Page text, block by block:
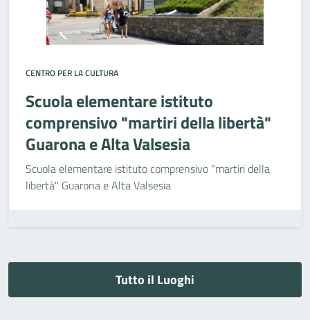
CENTRO PER LA CULTURA
Scuola elementare istituto
comprensivo "martiri della libertà"
Guarona e Alta Valsesia
Scuola elementare istituto comprensivo "martiri della
libertà" Guarona e Alta Valsesia
Tutto il Luoghi